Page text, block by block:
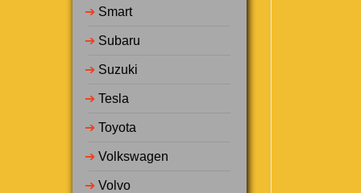
➔ Smart
➔ Subaru
➔ Suzuki
➔ Tesla
➔ Toyota
➔ Volkswagen
➔ Volvo